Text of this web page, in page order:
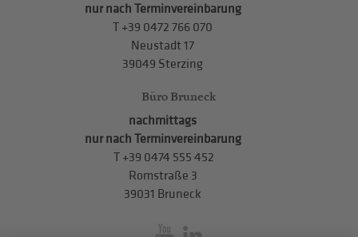
nur nach Terminvereinbarung
T +39 0472 766 070
Neustadt 17
39049 Sterzing
Büro Bruneck
nachmittags
nur nach Terminvereinbarung
T +39 0474 555 452
Romstraße 3
39031 Bruneck